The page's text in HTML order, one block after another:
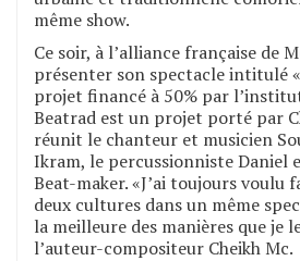
même show.
Ce soir, à l’alliance française de
présenter son spectacle intitulé
projet financé à 50% par
Beatrad est un projet porté par
réunit le chanteur et musicien
Ikram, le percussionniste Daniel
Beat-maker. «J’ai toujours voulu
deux cultures dans un même
la meilleure des manières que je
l’auteur-compositeur Cheikh Mc.